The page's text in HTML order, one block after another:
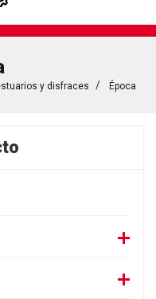
y disfraces Época